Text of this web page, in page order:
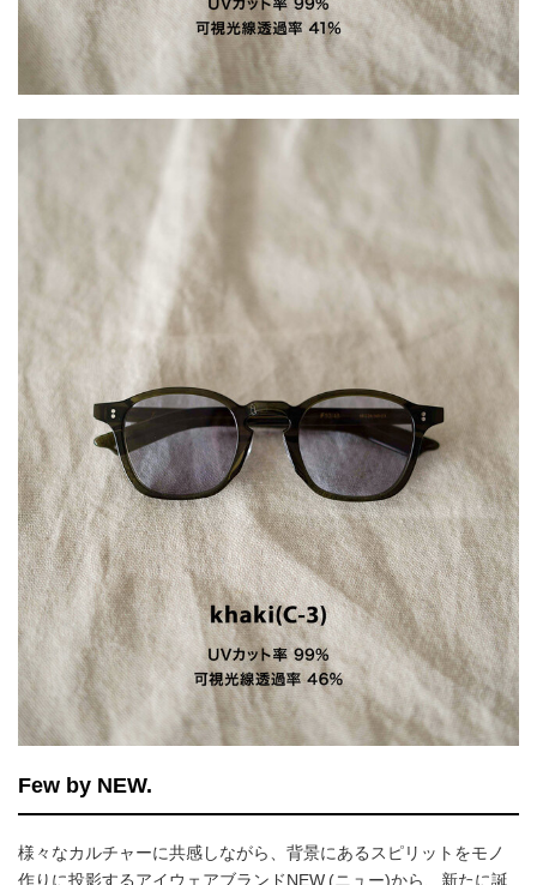
Few by NEW.
様々なカルチャーに共感しながら、背景にあるスピリットをモノ
作りに投影するアイウェアブランドNEW.(ニュー)から、新たに誕